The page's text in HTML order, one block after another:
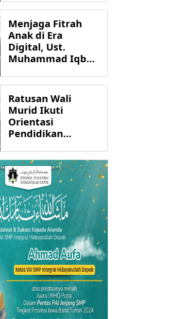
kepada Sekolah
Saja
Menjaga Fitrah
Anak di Era
Digital, Ust.
Muhammad Iqbal:
Anak Lebih Dekat
dengan Gadget
daripada Al-
Qur'an
Ratusan Wali
Murid Ikuti
Orientasi
Pendidikan
Hidayatullah
Depok, Siap
Bersinergi
Mendidik Anak